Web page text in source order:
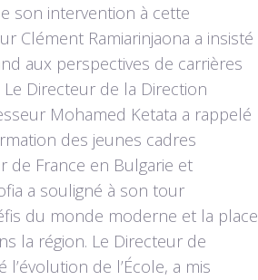
son intervention à cette
Clément Ramiarinjaona a insisté
aux perspectives de carrières
Directeur de la Direction
Mohamed Ketata a rappelé
des jeunes cadres
de France en Bulgarie et
a souligné à son tour
du monde moderne et la place
la région. Le Directeur de
de l’École, a mis